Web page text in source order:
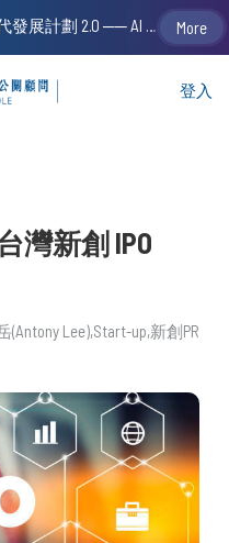
登入
灣新創 IPO
(Antony Lee)Start-up 新創PR
【VM 布爾喬亞招募中】新聲代發展計劃 2.0 ── AI PR 人才加速養成計劃（歡迎「應屆畢業生」、「一年以下相關 / 三年以下非相關經驗工作者」申請加入） More